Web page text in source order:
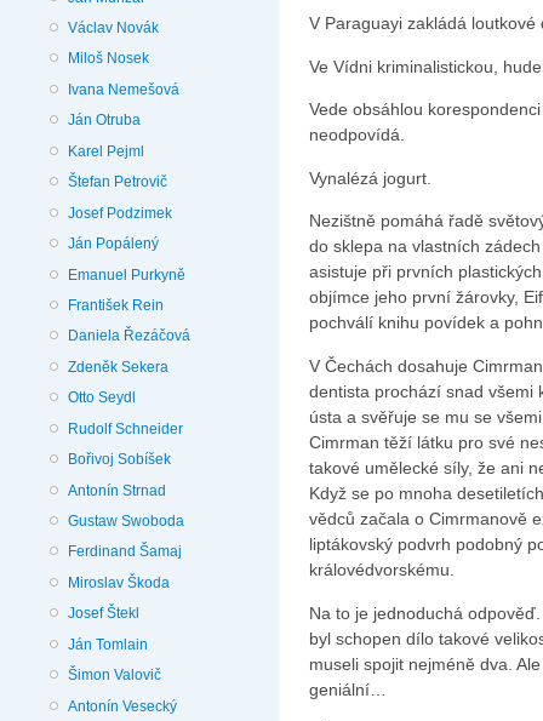
Václav Novák
Miloš Nosek
Ivana Nemešová
Ján Otruba
Karel Pejml
Štefan Petrovič
Josef Podzimek
Ján Popálený
Emanuel Purkyně
František Rein
Daniela Řezáčová
Zdeněk Sekera
Otto Seydl
Rudolf Schneider
Bořivoj Sobíšek
Antonín Strnad
Gustaw Swoboda
Ferdinand Šamaj
Miroslav Škoda
Josef Štekl
Ján Tomlain
Šimon Valovič
Antonín Vesecký
V Paraguayi zakládá loutkové
Ve Vídni kriminalistickou,
Vede obsáhlou
neodpovídá.
Vynalézá jogurt.
Nezištně pomáhá řadě
do sklepa na vlastních
asistuje při prvních
objímce jeho první žárovky,
pochválí knihu povídek a
V Čechách dosahuje
dentista prochází snad všemi
ústa a svěřuje se mu se
Cimrman těží látku pro své
takové umělecké síly, že ani
Když se po mnoha
vědců začala o Cimrmanově
liptákovský podvrh podobný
královédvorskému.
Na to je jednoduchá
byl schopen dílo takové
museli spojit nejméně dva.
geniální…